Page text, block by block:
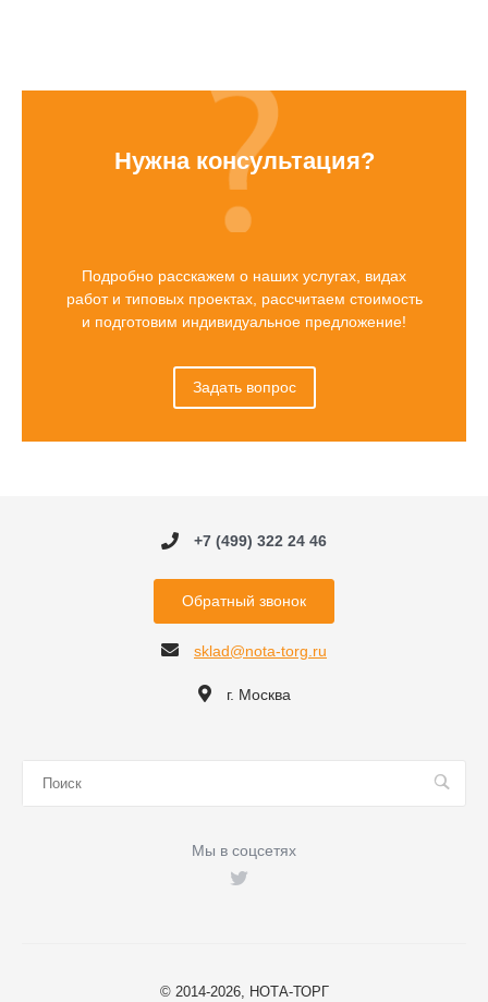
Нужна консультация?
Подробно расскажем о наших услугах, видах
работ и типовых проектах, рассчитаем стоимость
и подготовим индивидуальное предложение!
Задать вопрос
+7 (499) 322 24 46
Обратный звонок
sklad@nota-torg.ru
г. Москва
Мы в соцсетях
© 2014-2026, НОТА-ТОРГ